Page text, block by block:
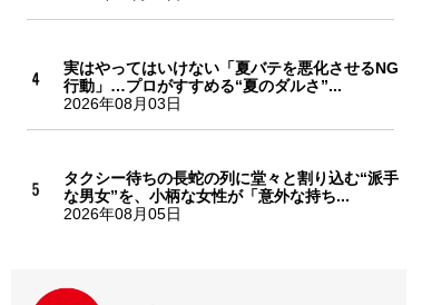
実はやってはいけない「夏バテを悪化させるNG
行動」…プロがすすめる“夏のダルさ”...
2026年08月03日
タクシー待ちの長蛇の列に堂々と割り込む“派手
な男女”を、小柄な女性が「意外な持ち...
2026年08月05日